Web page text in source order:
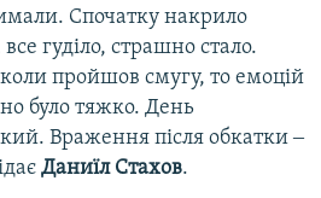
Спочатку накрило
гуділо, страшно стало.
пройшов смугу, то емоцій
було тяжко. День
Враження після обкатки ‒
Даниїл Стахов.